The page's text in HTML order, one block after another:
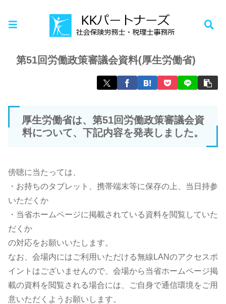
お知らせ
第51回労働政策審議会資料(厚生労働省)
厚生労働省は、第51回労働政策審議会資
料について、下記内容を発表しました。
傍聴に当たっては、
・お持ちのタブレット、携帯端末等に保存の上、当日持参
いただくか
・当省ホームページに掲載されている資料を閲覧していた
だくか
の対応をお願いいたします。
なお、会場内にはご利用いただける無線LANのアクセスポ
イントはございませんので、会場から当省ホームページ掲
載の資料を閲覧される場合には、ご自身で通信環境をご用
意いただくようお願いします。